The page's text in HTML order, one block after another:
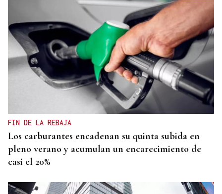
FIN DE LA REBAJA
Los carburantes encadenan su quinta subida en
pleno verano y acumulan un encarecimiento de
casi el 20%